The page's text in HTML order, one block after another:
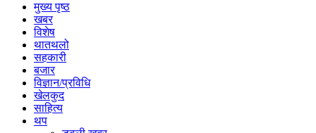
मुख्य पृष्ठ
खबर
विशेष
थातथलो
सहकारी
बजार
विज्ञान/प्रविधि
खेलकुद
साहित्य
थप